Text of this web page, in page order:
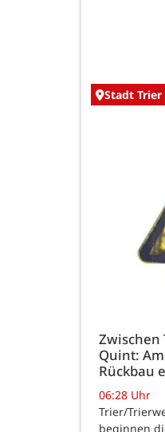
Stadt Trier
Quint:
Rückbau
06:28 Uhr
Trier/
beginnen